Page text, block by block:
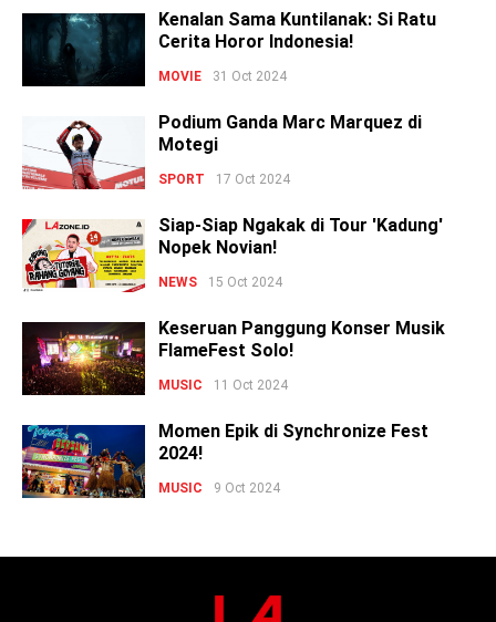
Kenalan Sama Kuntilanak: Si Ratu
Cerita Horor Indonesia!
MOVIE 31 Oct 2024
Podium Ganda Marc Marquez di
Motegi
SPORT 17 Oct 2024
Siap-Siap Ngakak di Tour 'Kadung'
Nopek Novian!
NEWS 15 Oct 2024
Keseruan Panggung Konser Musik
FlameFest Solo!
MUSIC 11 Oct 2024
Momen Epik di Synchronize Fest
2024!
MUSIC 9 Oct 2024